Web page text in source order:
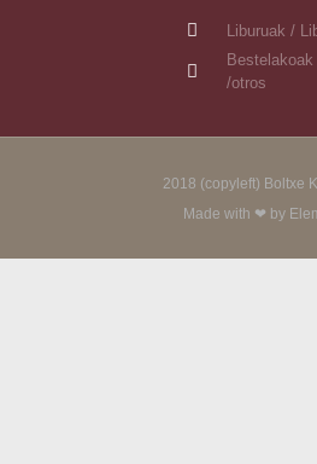
Liburuak /
Bestelakoak
/otros
2018 (copyleft) Boltxe
Made with ❤ by